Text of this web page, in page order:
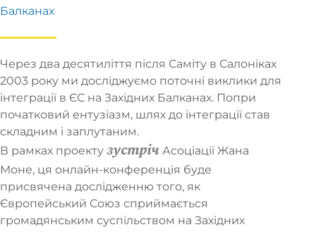
Балканах
Через два десятиліття після Саміту в Салоніках
2003 року ми досліджуємо поточні виклики для
інтеграції в ЄС на Західних Балканах. Попри
початковий ентузіазм, шлях до інтеграції став
складним і заплутаним.
В рамках проекту зустріч Асоціації Жана
Моне, ця онлайн-конференція буде
присвячена дослідженню того, як
Європейський Союз сприймається
громадянським суспільством на Західних